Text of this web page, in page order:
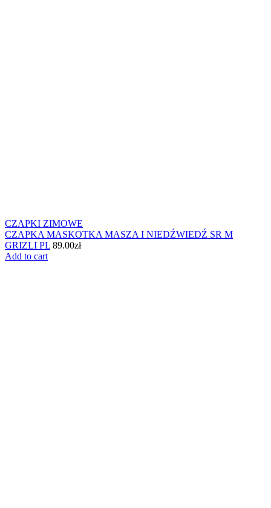
CZAPKI ZIMOWE
CZAPKA MASKOTKA MASZA I NIEDŹWIEDŹ SR M
GRIZLI PL 89.00zł
Add to cart